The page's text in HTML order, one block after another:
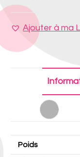
Ajouter à ma
Poids